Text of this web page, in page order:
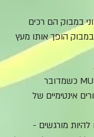
במבוק הם רכים
הופך אותו מעץ
הרכות והגמישות זה MUST כשמדובר
אינטימיים של
להיות מורגשים -